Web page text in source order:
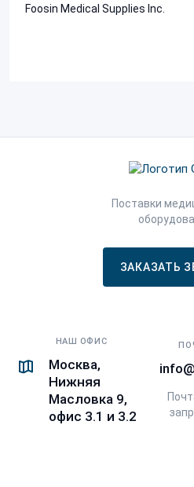
Foosin Medical Supplies Inc.
Поставки
ЗАКАЗАТЬ
НАШ ОФИС
Москва,
Нижняя
Масловка 9,
офис 3.1 и 3.2